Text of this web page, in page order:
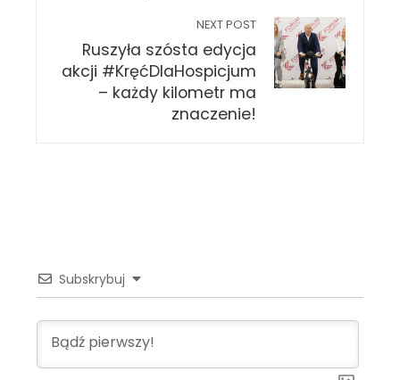
NEXT POST
Ruszyła szósta edycja
akcji #KręćDlaHospicjum
– każdy kilometr ma
znaczenie!
Subskrybuj